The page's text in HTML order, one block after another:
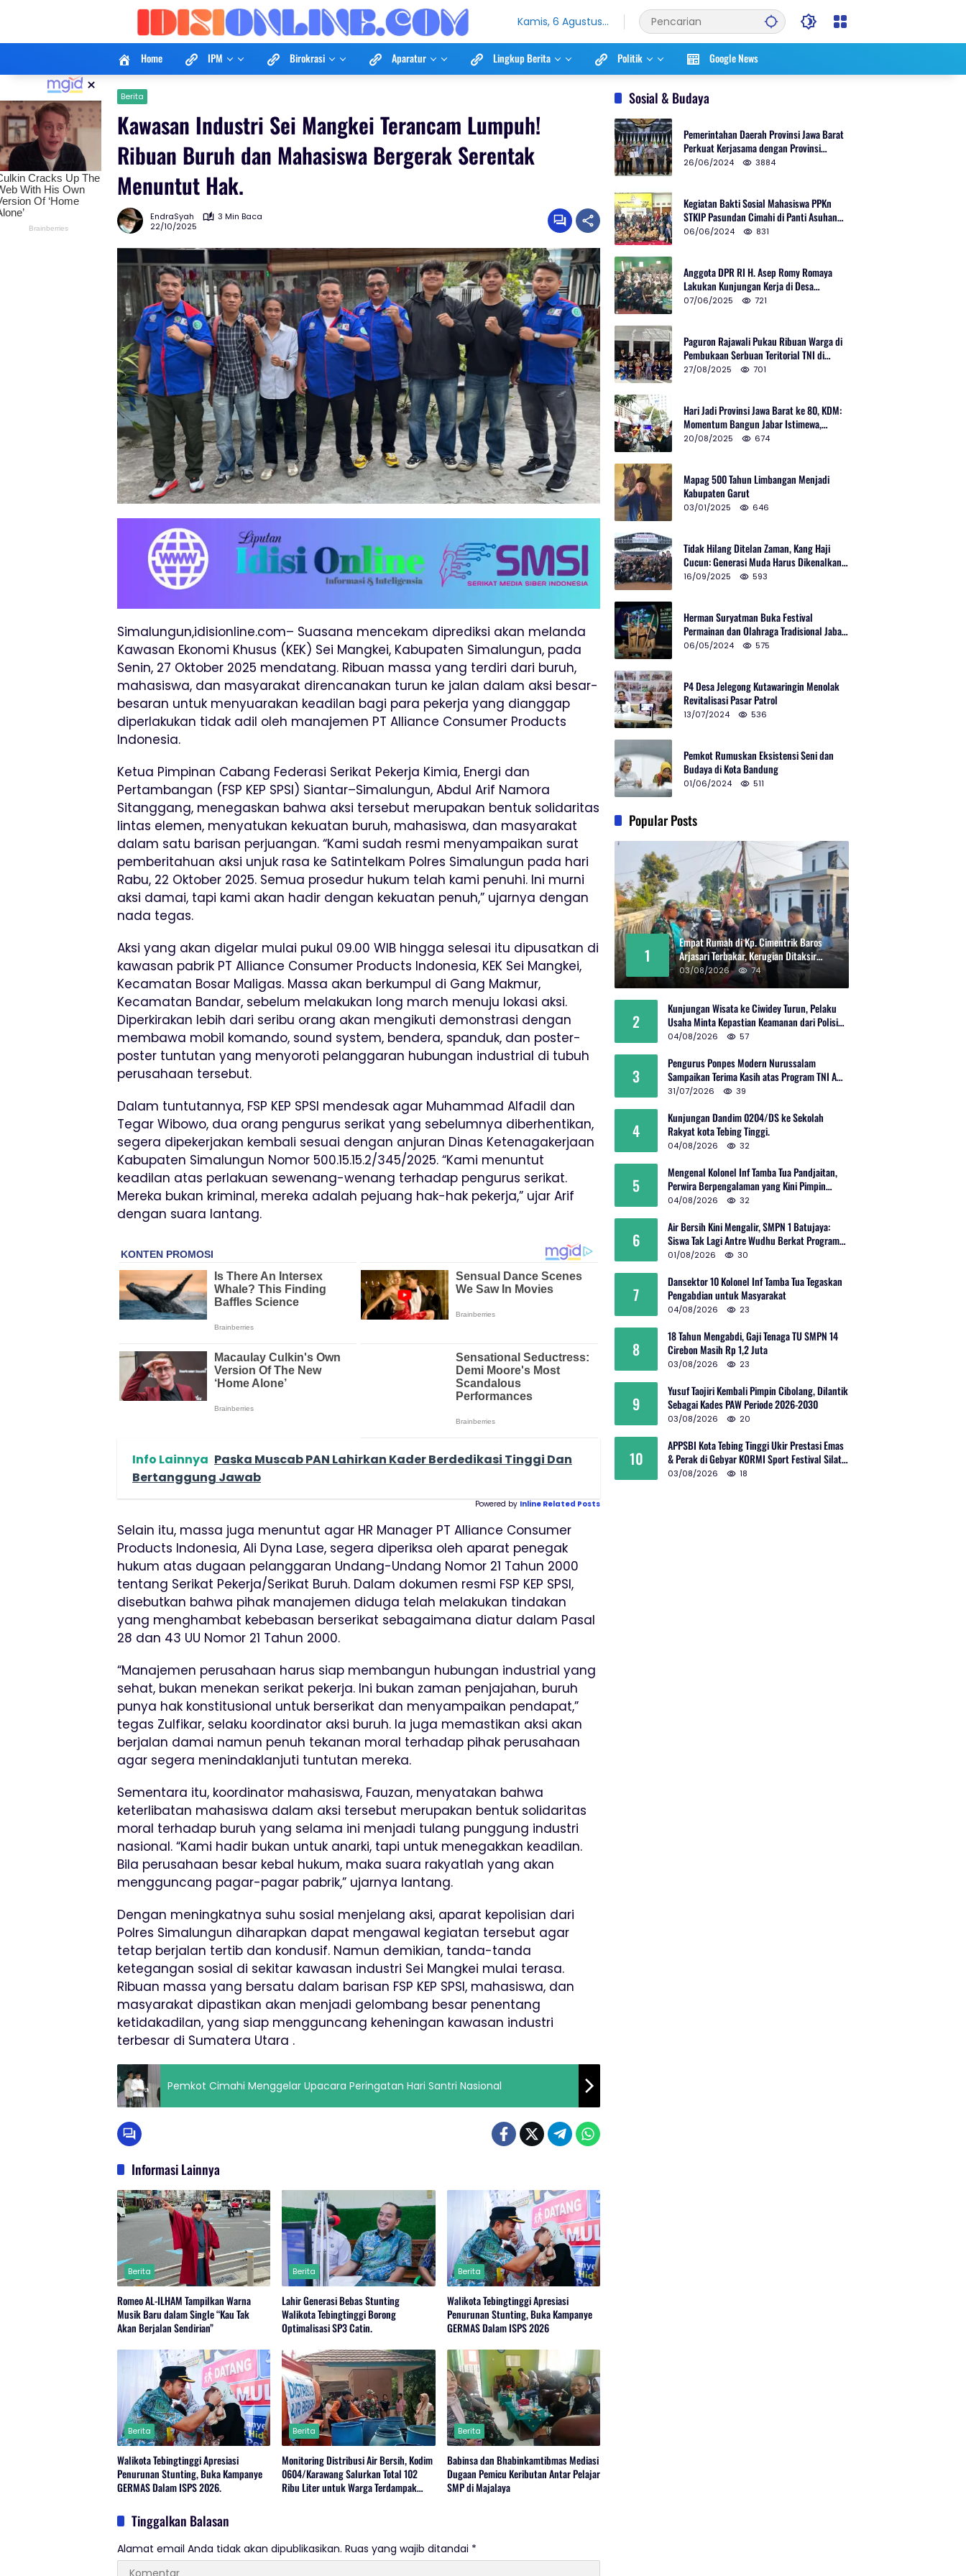
Kamis, 6 Agustus
Home IPM Birokrasi Aparatur Lingkup Berita Politik Google News
× Berita
Kawasan Industri Sei Mangkei Terancam Lumpuh!
Ribuan Buruh dan Mahasiswa Bergerak Serentak
Menuntut Hak.
EndraSyah
3 Min Baca
22/10/2025
Simalungun,idisionline.com– Suasana mencekam diprediksi akan melanda
Kawasan Ekonomi Khusus (KEK) Sei Mangkei, Kabupaten Simalungun, pada
Senin, 27 Oktober 2025 mendatang. Ribuan massa yang terdiri dari buruh,
mahasiswa, dan masyarakat direncanakan turun ke jalan dalam aksi besar-
besaran untuk menyuarakan keadilan bagi para pekerja yang dianggap
diperlakukan tidak adil oleh manajemen PT Alliance Consumer Products
Indonesia.
Ketua Pimpinan Cabang Federasi Serikat Pekerja Kimia, Energi dan
Pertambangan (FSP KEP SPSI) Siantar–Simalungun, Abdul Arif Namora
Sitanggang, menegaskan bahwa aksi tersebut merupakan bentuk solidaritas
lintas elemen, menyatukan kekuatan buruh, mahasiswa, dan masyarakat
dalam satu barisan perjuangan. “Kami sudah resmi menyampaikan surat
pemberitahuan aksi unjuk rasa ke Satintelkam Polres Simalungun pada hari
Rabu, 22 Oktober 2025. Semua prosedur hukum telah kami penuhi. Ini murni
aksi damai, tapi kami akan hadir dengan kekuatan penuh,” ujarnya dengan
nada tegas.
Aksi yang akan digelar mulai pukul 09.00 WIB hingga selesai itu dipusatkan di
kawasan pabrik PT Alliance Consumer Products Indonesia, KEK Sei Mangkei,
Kecamatan Bosar Maligas. Massa akan berkumpul di Gang Makmur,
Kecamatan Bandar, sebelum melakukan long march menuju lokasi aksi.
Diperkirakan lebih dari seribu orang akan mengikuti demonstrasi dengan
membawa mobil komando, sound system, bendera, spanduk, dan poster-
poster tuntutan yang menyoroti pelanggaran hubungan industrial di tubuh
perusahaan tersebut.
Dalam tuntutannya, FSP KEP SPSI mendesak agar Muhammad Alfadil dan
Tegar Wibowo, dua orang pengurus serikat yang sebelumnya diberhentikan,
segera dipekerjakan kembali sesuai dengan anjuran Dinas Ketenagakerjaan
Kabupaten Simalungun Nomor 500.15.15.2/345/2025. “Kami menuntut
keadilan atas perlakuan sewenang-wenang terhadap pengurus serikat.
Mereka bukan kriminal, mereka adalah pejuang hak-hak pekerja,” ujar Arif
dengan suara lantang.
Info Lainnya Paska Muscab PAN Lahirkan Kader Berdedikasi Tinggi Dan
Bertanggung Jawab
Powered by Inline Related Posts
Selain itu, massa juga menuntut agar HR Manager PT Alliance Consumer
Products Indonesia, Ali Dyna Lase, segera diperiksa oleh aparat penegak
hukum atas dugaan pelanggaran Undang-Undang Nomor 21 Tahun 2000
tentang Serikat Pekerja/Serikat Buruh. Dalam dokumen resmi FSP KEP SPSI,
disebutkan bahwa pihak manajemen diduga telah melakukan tindakan
yang menghambat kebebasan berserikat sebagaimana diatur dalam Pasal
28 dan 43 UU Nomor 21 Tahun 2000.
“Manajemen perusahaan harus siap membangun hubungan industrial yang
sehat, bukan menekan serikat pekerja. Ini bukan zaman penjajahan, buruh
punya hak konstitusional untuk berserikat dan menyampaikan pendapat,”
tegas Zulfikar, selaku koordinator aksi buruh. Ia juga memastikan aksi akan
berjalan damai namun penuh tekanan moral terhadap pihak perusahaan
agar segera menindaklanjuti tuntutan mereka.
Sementara itu, koordinator mahasiswa, Fauzan, menyatakan bahwa
keterlibatan mahasiswa dalam aksi tersebut merupakan bentuk solidaritas
moral terhadap buruh yang selama ini menjadi tulang punggung industri
nasional. “Kami hadir bukan untuk anarki, tapi untuk menegakkan keadilan.
Bila perusahaan besar kebal hukum, maka suara rakyatlah yang akan
mengguncang pagar-pagar pabrik,” ujarnya lantang.
Dengan meningkatnya suhu sosial menjelang aksi, aparat kepolisian dari
Polres Simalungun diharapkan dapat mengawal kegiatan tersebut agar
tetap berjalan tertib dan kondusif. Namun demikian, tanda-tanda
ketegangan sosial di sekitar kawasan industri Sei Mangkei mulai terasa.
Ribuan massa yang bersatu dalam barisan FSP KEP SPSI, mahasiswa, dan
masyarakat dipastikan akan menjadi gelombang besar penentang
ketidakadilan, yang siap mengguncang keheningan kawasan industri
terbesar di Sumatera Utara .
Pemkot Cimahi Menggelar Upacara Peringatan Hari Santri Nasional
Informasi Lainnya
Berita
Romeo AL-ILHAM Tampilkan Warna
Musik Baru dalam Single “Kau Tak
Akan Berjalan Sendirian”
Berita
Lahir Generasi Bebas Stunting
Walikota Tebingtinggi Borong
Optimalisasi SP3 Catin.
Berita
Walikota Tebingtinggi Apresiasi
Penurunan Stunting, Buka Kampanye
GERMAS Dalam ISPS 2026
Berita
Walikota Tebingtinggi Apresiasi
Penurunan Stunting, Buka Kampanye
GERMAS Dalam ISPS 2026.
Berita
Monitoring Distribusi Air Bersih, Kodim
0604/Karawang Salurkan Total 102
Ribu Liter untuk Warga Terdampak
Berita
Babinsa dan Bhabinkamtibmas Mediasi
Dugaan Pemicu Keributan Antar Pelajar
SMP di Majalaya
Tinggalkan Balasan
Alamat email Anda tidak akan dipublikasikan. Ruas yang wajib ditandai *
Sosial & Budaya
Pemerintahan Daerah Provinsi Jawa Barat
Perkuat Kerjasama dengan Provinsi
Chungcheongnam Do Korea Selatan
26/06/2024 3884
Kegiatan Bakti Sosial Mahasiswa PPKn
STKIP Pasundan Cimahi di Panti Asuhan
Ulul Azmi Kota Cimahi
06/06/2024 831
Anggota DPR RI H. Asep Romy Romaya
Lakukan Kunjungan Kerja di Desa
Patrolsari
07/06/2025 721
Paguron Rajawali Pukau Ribuan Warga di
Pembukaan Serbuan Teritorial TNI di
Cibatu
27/08/2025 701
Hari Jadi Provinsi Jawa Barat ke 80, KDM:
Momentum Bangun Jabar Istimewa,
Lembur di Urus Kota Ditata
20/08/2025 674
Mapag 500 Tahun Limbangan Menjadi
Kabupaten Garut
03/01/2025 646
Tidak Hilang Ditelan Zaman, Kang Haji
Cucun: Generasi Muda Harus Dikenalkan
Pencak Silat
16/09/2025 593
Herman Suryatman Buka Festival
Permainan dan Olahraga Tradisional Jabar
2024 di Gedung Teater Tertutup
06/05/2024 575
P4 Desa Jelegong Kutawaringin Menolak
Revitalisasi Pasar Patrol
13/07/2024 536
Pemkot Rumuskan Eksistensi Seni dan
Budaya di Kota Bandung
01/06/2024 511
Popular Posts
1
Empat Rumah di Kp. Cimentrik Baros
Arjasari Terbakar, Kerugian Ditaksir
Rp600 Juta
03/08/2026 74
2
Kunjungan Wisata ke Ciwidey Turun, Pelaku
Usaha Minta Kepastian Keamanan dari Polisi
dan Pemprov Jabar
04/08/2026 57
3
Pengurus Ponpes Modern Nurussalam
Sampaikan Terima Kasih atas Program TNI AD
Manunggal Air
31/07/2026 39
4
Kunjungan Dandim 0204/DS ke Sekolah
Rakyat kota Tebing Tinggi.
04/08/2026 32
5
Mengenal Kolonel Inf Tamba Tua Pandjaitan,
Perwira Berpengalaman yang Kini Pimpin
Sektor 10 Citarum Harum
04/08/2026 32
6
Air Bersih Kini Mengalir, SMPN 1 Batujaya:
Siswa Tak Lagi Antre Wudhu Berkat Program
TNI AD
01/08/2026 30
7
Dansektor 10 Kolonel Inf Tamba Tua Tegaskan
Pengabdian untuk Masyarakat
04/08/2026 23
8
18 Tahun Mengabdi, Gaji Tenaga TU SMPN 14
Cirebon Masih Rp 1,2 Juta
03/08/2026 23
9
Yusuf Taojiri Kembali Pimpin Cibolang, Dilantik
Sebagai Kades PAW Periode 2026-2030
03/08/2026 20
10
APPSBI Kota Tebing Tinggi Ukir Prestasi Emas
& Perak di Gebyar KORMI Sport Festival Silat
Budaya Sumut
03/08/2026 18